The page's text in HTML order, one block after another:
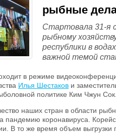
рыбные
Стартовала 31-я
рыбному
республики в
важной темой
в режиме
Илья Шестаков и
политике Ким Чжун Сок.
наших стран в области
пандемию коронавируса.
В то же время объем выгрузки